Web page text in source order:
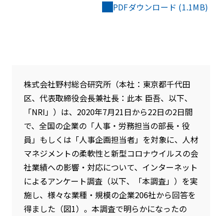
PDFダウンロード (1.1MB)
株式会社野村総合研究所（本社：東京都千代田
区、代表取締役会長兼社長：此本 臣吾、以下、
「NRI」）は、2020年7月21日から22日の2日間
で、全国の企業の「人事・労務担当の部長・役
員」もしくは「人事企画担当者」を対象に、人材
マネジメントの柔軟性と新型コロナウイルスの会
社業績への影響・対応について、インターネット
によるアンケート調査（以下、「本調査」）を実
施し、様々な業種・規模の企業206社から回答を
得ました（図1）。本調査で明らかになったの